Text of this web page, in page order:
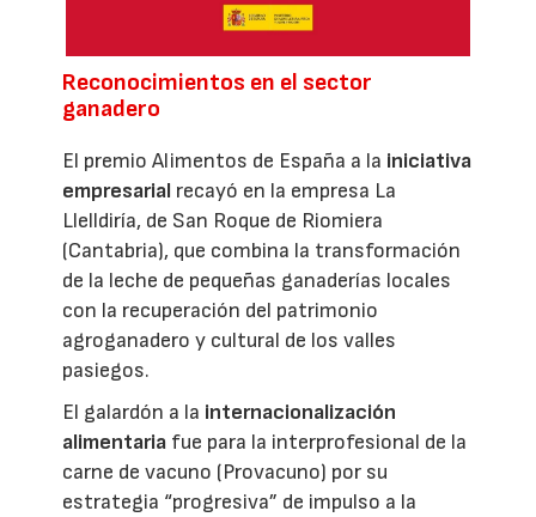
Reconocimientos en el sector
ganadero
El premio Alimentos de España a la iniciativa
empresarial recayó en la empresa La
Llelldiría, de San Roque de Riomiera
(Cantabria), que combina la transformación
de la leche de pequeñas ganaderías locales
con la recuperación del patrimonio
agroganadero y cultural de los valles
pasiegos.
El galardón a la internacionalización
alimentaria fue para la interprofesional de la
carne de vacuno (Provacuno) por su
estrategia “progresiva” de impulso a la